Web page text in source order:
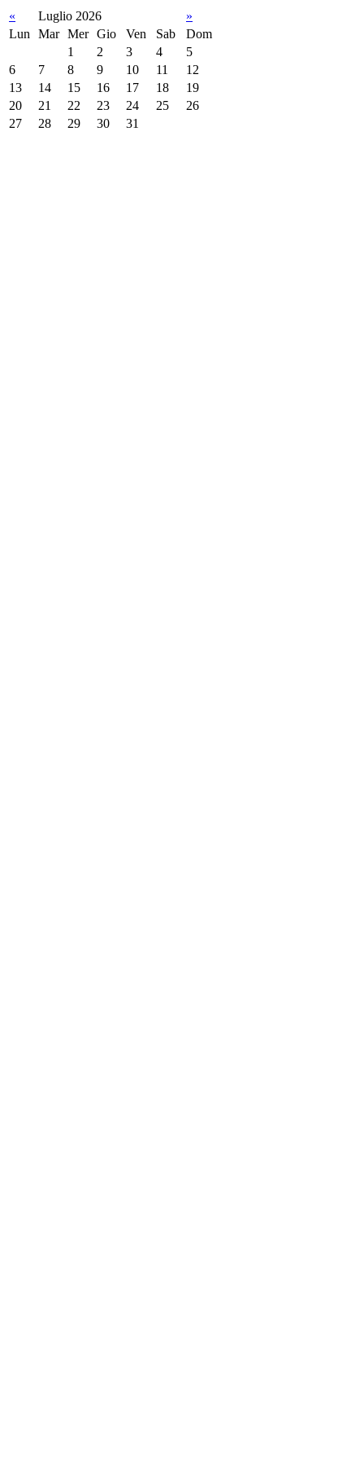
« Luglio 2026
»
Lun
Mar Mer Gio Ven Sab
Dom
1
2 3 4
5
6
7 8 9 10 11
12
13
14 15 16 17 18
19
20
21 22 23 24 25
26
27
28 29 30 31